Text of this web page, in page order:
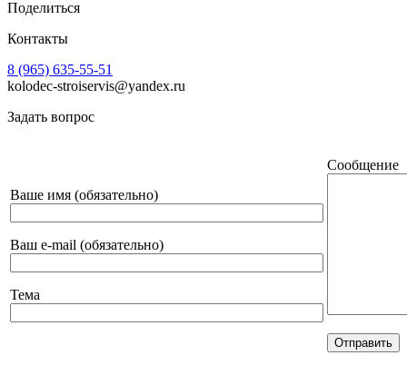
Поделиться
Контакты
8 (965) 635-55-51
kolodec-stroiservis@yandex.ru
Задать вопрос
Ваше имя (обязательно)
Ваш e-mail (обязательно)
Тема
Сообщение